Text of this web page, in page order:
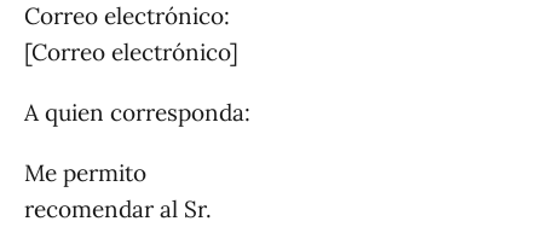
Correo electrónico:
[Correo electrónico]
A quien corresponda:
Me permito
recomendar al Sr.